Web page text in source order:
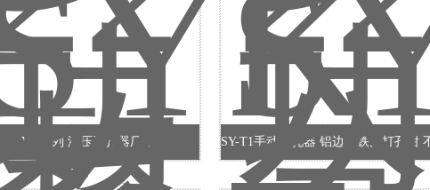
SYK系列 液压开孔器厂家